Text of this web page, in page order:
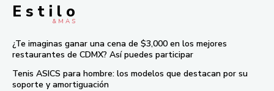
E s t i l o
& M À S
¿Te imaginas ganar una cena de $3,000 en los mejores
restaurantes de CDMX? Así puedes participar
Tenis ASICS para hombre: los modelos que destacan por su
soporte y amortiguación